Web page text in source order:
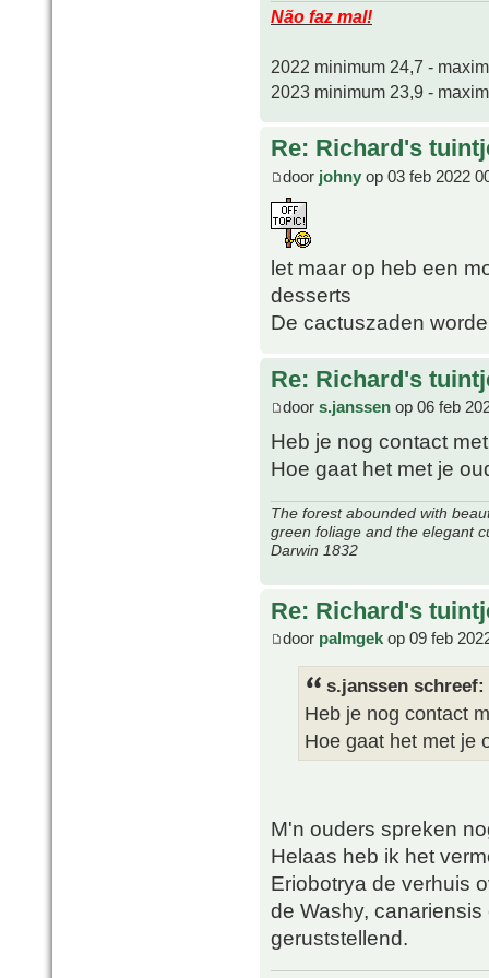
Não faz mal!
2022 minimum 24,7 -
2023 minimum 23,9 -
Re: Richard's
door johny op 03 feb 2022
let maar op heb een
desserts
De cactuszaden
Re: Richard's
door s.janssen op 06 feb
Heb je nog contact
Hoe gaat het met je
The forest abounded with
green foliage and the elegant
Darwin 1832
Re: Richard's
door palmgek op 09 feb
s.janssen schreef:
Heb je nog contact
Hoe gaat het met je
M'n ouders spreken
Helaas heb ik het
Eriobotrya de verhuis
de Washy,
geruststellend.